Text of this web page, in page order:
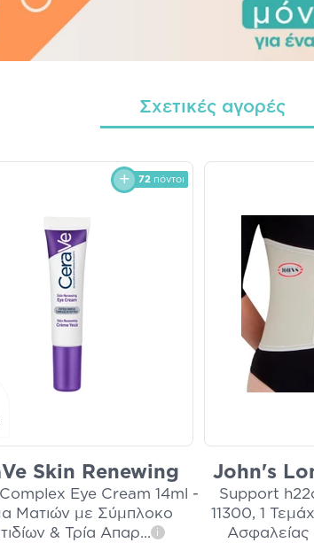
Σχετικές αγορές
72 πόντοι
Skin Renewing
Eye Cream 14ml -
Ματιών με Σύμπλοκο
& Τρία Απαρ... i
John's
Support
11300, 1